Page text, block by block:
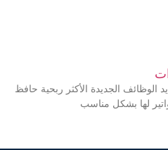
الوظائف الجديدة الأكثر ربحية حافظ
لها بشكل مناسب